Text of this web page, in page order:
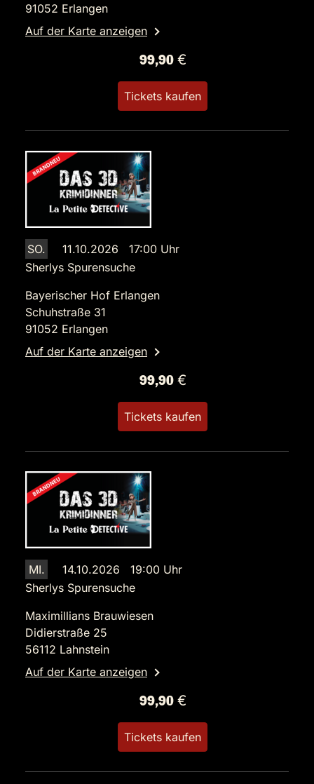
91052 Erlangen
Auf der Karte anzeigen
99,90 €
Tickets kaufen
SO.
11.10.2026 17:00 Uhr
Sherlys Spurensuche
Bayerischer Hof Erlangen
Schuhstraße 31
91052 Erlangen
Auf der Karte anzeigen
99,90 €
Tickets kaufen
MI.
14.10.2026 19:00 Uhr
Sherlys Spurensuche
Maximillians Brauwiesen
Didierstraße 25
56112 Lahnstein
Auf der Karte anzeigen
99,90 €
Tickets kaufen